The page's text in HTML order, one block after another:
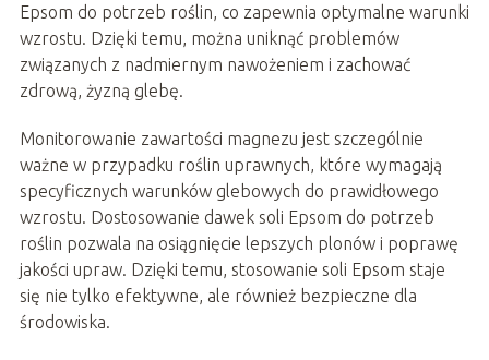
Epsom do potrzeb roślin, co zapewnia optymalne warunki
wzrostu. Dzięki temu, można uniknąć problemów
związanych z nadmiernym nawożeniem i zachować
zdrową, żyzną glebę.
Monitorowanie zawartości magnezu jest szczególnie
ważne w przypadku roślin uprawnych, które wymagają
specyficznych warunków glebowych do prawidłowego
wzrostu. Dostosowanie dawek soli Epsom do potrzeb
roślin pozwala na osiągnięcie lepszych plonów i poprawę
jakości upraw. Dzięki temu, stosowanie soli Epsom staje
się nie tylko efektywne, ale również bezpieczne dla
środowiska.